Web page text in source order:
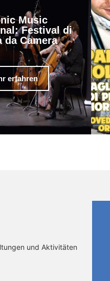
Music
Festival di
da Camera
erfahren
und Aktivitäten